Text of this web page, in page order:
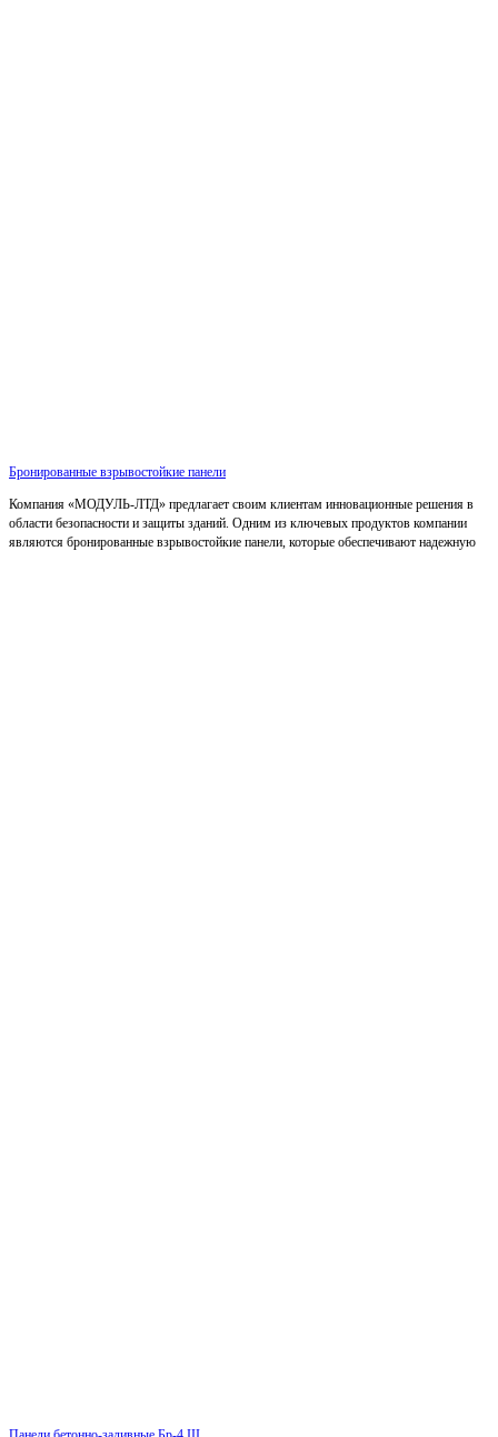
Бронированные взрывостойкие панели
Компания «МОДУЛЬ-ЛТД» предлагает своим клиентам инновационные решения в
области безопасности и защиты зданий. Одним из ключевых продуктов компании
являются бронированные взрывостойкие панели, которые обеспечивают надежную